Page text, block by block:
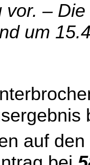
vor. –
um
auf